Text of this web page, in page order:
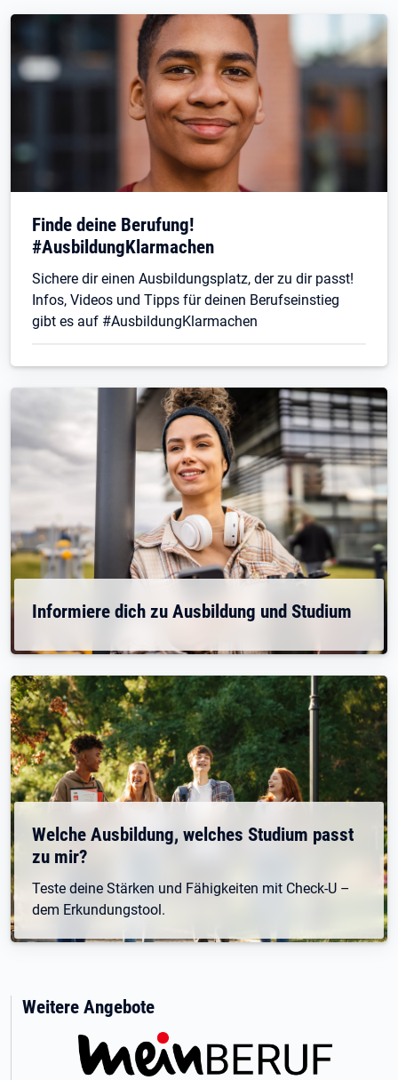
Finde deine Berufung!
#AusbildungKlarmachen
Sichere dir einen Ausbildungsplatz, der zu dir passt!
Infos, Videos und Tipps für deinen Berufseinstieg
gibt es auf #AusbildungKlarmachen
Informiere dich zu Ausbildung und Studium
Welche Ausbildung, welches Studium passt
zu mir?
Teste deine Stärken und Fähigkeiten mit Check-U –
dem Erkundungstool.
Weitere Angebote